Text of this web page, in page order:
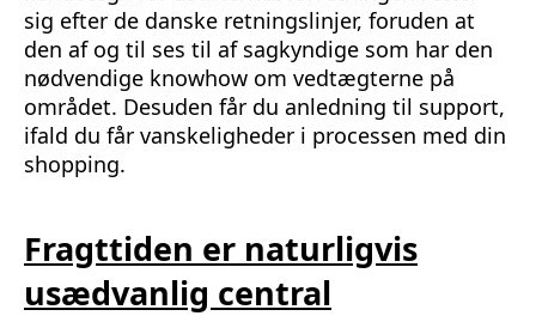
sig efter de danske retningslinjer, foruden at
den af og til ses til af sagkyndige som har den
nødvendige knowhow om vedtægterne på
området. Desuden får du anledning til support,
ifald du får vanskeligheder i processen med din
shopping.
Fragttiden er naturligvis
usædvanlig central